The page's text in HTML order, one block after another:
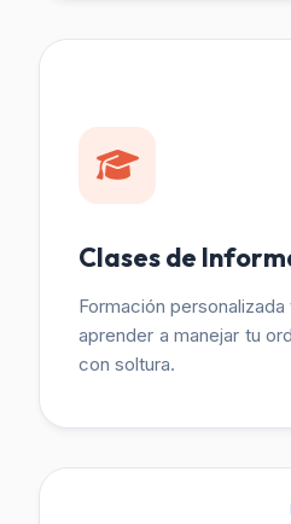
Clases de
Formación
aprender a manejar tu
con soltura.